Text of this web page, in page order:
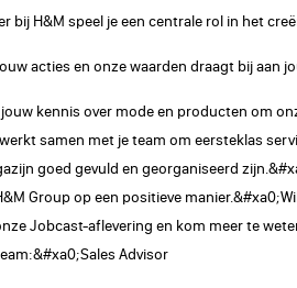
bij H&M speel je een centrale rol in het
acties en onze waarden draagt bij aan
kennis over mode en producten om
samen met je team om eersteklas
goed gevuld en georganiseerd
Group op een positieve
Jobcast-aflevering en kom meer te
Advisor